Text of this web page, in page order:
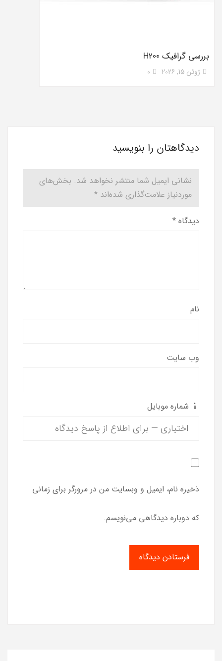
بررسی گرافیک H200
ژوئن 15, 2026 0
دیدگاهتان را بنویسید
نشانی ایمیل شما منتشر نخواهد شد. بخش‌های
موردنیاز علامت‌گذاری شده‌اند *
دیدگاه *
نام
وب‌ سایت
📱 شماره موبایل
ذخیره نام، ایمیل و وبسایت من در مرورگر برای زمانی
که دوباره دیدگاهی می‌نویسم.